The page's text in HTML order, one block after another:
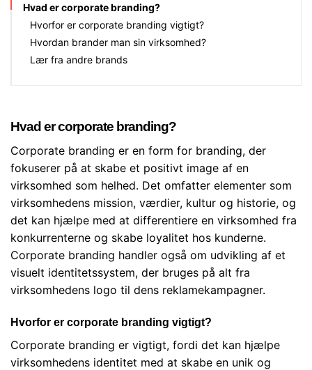
Hvad er corporate branding?
Hvorfor er corporate branding vigtigt?
Hvordan brander man sin virksomhed?
Lær fra andre brands
Hvad er corporate branding?
Corporate branding er en form for branding, der
fokuserer på at skabe et positivt image af en
virksomhed som helhed. Det omfatter elementer som
virksomhedens mission, værdier, kultur og historie, og
det kan hjælpe med at differentiere en virksomhed fra
konkurrenterne og skabe loyalitet hos kunderne.
Corporate branding handler også om udvikling af et
visuelt identitetssystem, der bruges på alt fra
virksomhedens logo til dens reklamekampagner.
Hvorfor er corporate branding vigtigt?
Corporate branding er vigtigt, fordi det kan hjælpe
virksomhedens identitet med at skabe en unik og